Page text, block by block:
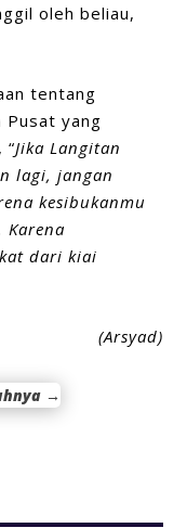
oleh beliau,
tentang
Pusat yang
“Jika Langitan
lagi, jangan
kesibukanmu
dari kiai
(Arsyad)
→